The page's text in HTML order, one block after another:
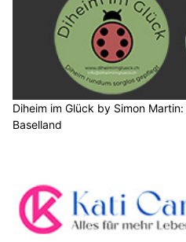
Diheim im Glück by Simon
Baselland